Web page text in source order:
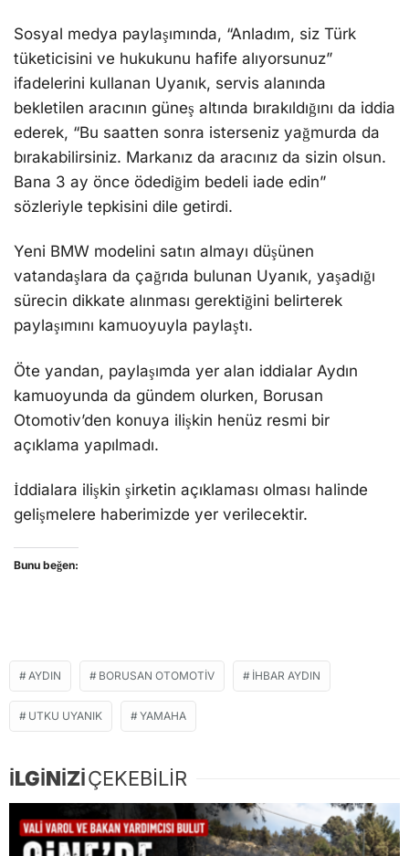
Sosyal medya paylaşımında, “Anladım, siz Türk
tüketicisini ve hukukunu hafife alıyorsunuz”
ifadelerini kullanan Uyanık, servis alanında
bekletilen aracının güneş altında bırakıldığını da iddia
ederek, “Bu saatten sonra isterseniz yağmurda da
bırakabilirsiniz. Markanız da aracınız da sizin olsun.
Bana 3 ay önce ödediğim bedeli iade edin”
sözleriyle tepkisini dile getirdi.
Yeni BMW modelini satın almayı düşünen
vatandaşlara da çağrıda bulunan Uyanık, yaşadığı
sürecin dikkate alınması gerektiğini belirterek
paylaşımını kamuoyuyla paylaştı.
Öte yandan, paylaşımda yer alan iddialar Aydın
kamuoyunda da gündem olurken, Borusan
Otomotiv’den konuya ilişkin henüz resmi bir
açıklama yapılmadı.
İddialara ilişkin şirketin açıklaması olması halinde
gelişmelere haberimizde yer verilecektir.
Bunu beğen:
AYDIN BORUSAN OTOMOTIV İHBAR AYDIN
UTKU UYANIK YAMAHA
İLGİNİZİÇEKEBİLİR